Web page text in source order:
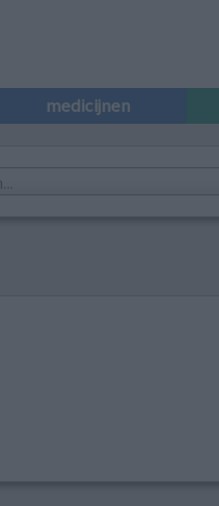
medicijnen